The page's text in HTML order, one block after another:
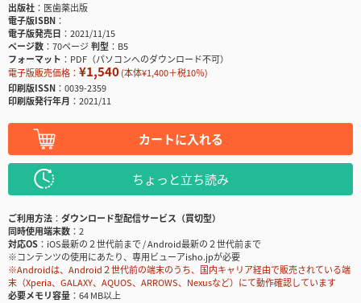
出版社
医歯薬出版
電子版ISBN
電子版発売日
2021/11/15
ページ数
70ページ判型
B5
フォーマット
PDF（パソコンへのダウンロード不可）
電子版販売価格： ¥1,540(本体¥1,400＋税10％)
印刷版ISSN
0039-2359
印刷版発行年月
2021/11
カートに入れる
ちょっと立ち読み
ご利用方法
ダウンロード型配信サービス（買切型）
同時使用端末数
2
対応OS
iOS最新の２世代前まで / Android最新の２世代前まで
※コンテンツの使用にあたり、専用ビューアisho.jpが必要
※Androidは、Android２世代前の端末のうち、国内キャリア経由で販売されている端
末（Xperia、GALAXY、AQUOS、ARROWS、Nexusなど）にて動作確認しています
必要メモリ容量
64 MB以上